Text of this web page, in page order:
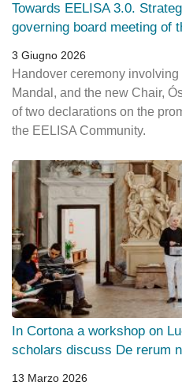
Towards EELISA 3.0.
governing board meeting of
3 Giugno 2026
Handover ceremony
Mandal, and the new Chair,
of two declarations on the
the EELISA Community.
In Cortona a workshop on
scholars discuss De rerum
13 Marzo 2026